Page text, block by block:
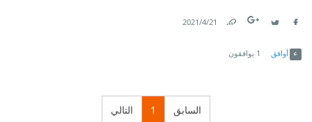
21‏/4‏/2021
أوافق 1 يوافقون
السابق 1 التالي